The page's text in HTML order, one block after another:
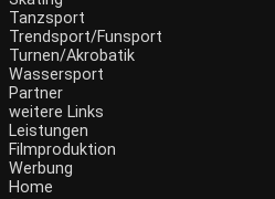
Tanzsport
Trendsport/Funsport
Turnen/Akrobatik
Wassersport
Partner
weitere Links
Leistungen
Filmproduktion
Werbung
Home